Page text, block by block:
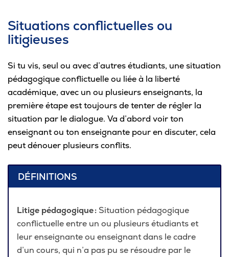
Liens utiles
Omnivox
Microsoft 365
Guichet des requêtes
Portail CégepTR
Intranet du personnel
Bottin du personnel
Urgences
Situations conflictuelles ou
litigieuses
Si tu vis, seul ou avec d’autres étudiants, une situation
pédagogique conflictuelle ou liée à la liberté
académique, avec un ou plusieurs enseignants, la
première étape est toujours de tenter de régler la
situation par le dialogue. Va d’abord voir ton
enseignant ou ton enseignante pour en discuter, cela
peut dénouer plusieurs conflits.
DÉFINITIONS
Litige pédagogique: Situation pédagogique
conflictuelle entre un ou plusieurs étudiants et
leur enseignante ou enseignant dans le cadre
d’un cours, qui n’a pas pu se résoudre par le